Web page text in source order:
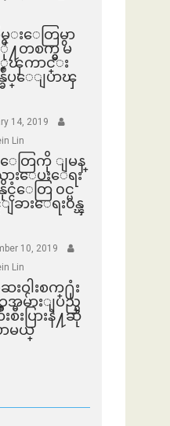
းေတြမွာ
႔တစက္မွ မ
ၾကာင္း
ခ်ဳပ္ေျပာၾ
14, 2019
Lin
ေတြကို ျမန္
သားေပးေရး
င္ငံေတြ ၀င္မ
ခားေရး၀န္ၾ
10, 2019
Lin
းဝါးစက္​႐ုံး
အမ်ားျပည္​
းပြားနဲ႔ဆို
ာမယ္​